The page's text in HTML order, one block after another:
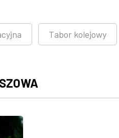
Tabor kolejowy